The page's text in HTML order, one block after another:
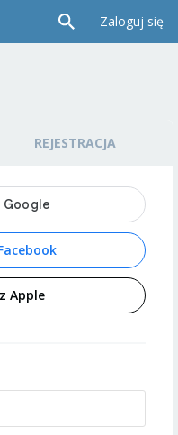
Zaloguj się
REJESTRACJA
Apple